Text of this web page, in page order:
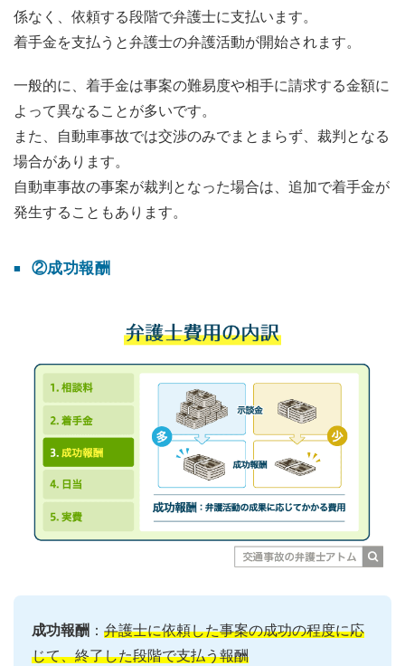
係なく、依頼する段階で弁護士に支払います。
着手金を支払うと弁護士の弁護活動が開始されます。
一般的に、着手金は事案の難易度や相手に請求する金額に
よって異なることが多いです。
また、自動車事故では交渉のみでまとまらず、裁判となる
場合があります。
自動車事故の事案が裁判となった場合は、追加で着手金が
発生することもあります。
②成功報酬
成功報酬 ： 弁護士に依頼した事案の成功の程度に応
じて、終了した段階で支払う報酬